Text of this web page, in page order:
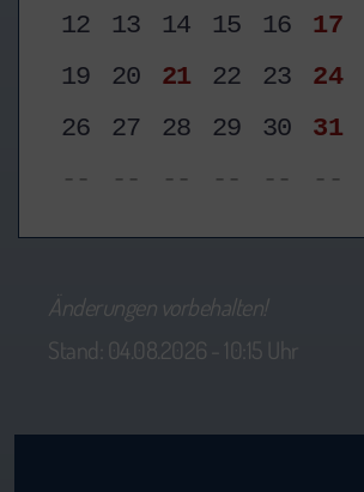
12 13 14 15 16 17
19
20 21 22 23 24
26
27 28 29 30 31
--
-- -- -- -- --
Änderungen vorbehalten!
Stand: 04.08.2026 - 10:15 Uhr